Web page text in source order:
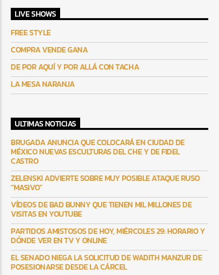
LIVE SHOWS
FREE STYLE
COMPRA VENDE GANA
DE POR AQUÍ Y POR ALLÁ CON TACHA
LA MESA NARANJA
ULTIMAS NOTICIAS
BRUGADA ANUNCIA QUE COLOCARÁ EN CIUDAD DE
MÉXICO NUEVAS ESCULTURAS DEL CHE Y DE FIDEL
CASTRO
ZELENSKI ADVIERTE SOBRE MUY POSIBLE ATAQUE RUSO
“MASIVO”
VÍDEOS DE BAD BUNNY QUE TIENEN MIL MILLONES DE
VISITAS EN YOUTUBE
PARTIDOS AMISTOSOS DE HOY, MIÉRCOLES 29: HORARIO Y
DÓNDE VER EN TV Y ONLINE
EL SENADO NIEGA LA SOLICITUD DE WADITH MANZUR DE
POSESIONARSE DESDE LA CÁRCEL